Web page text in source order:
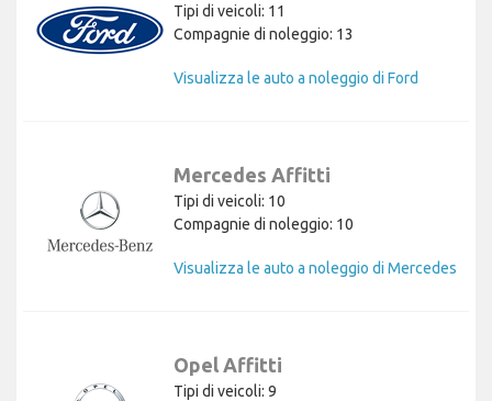
Tipi di veicoli: 11
Compagnie di noleggio: 13
Visualizza le auto a noleggio di Ford
Mercedes Affitti
Tipi di veicoli: 10
Compagnie di noleggio: 10
Visualizza le auto a noleggio di Mercedes
Opel Affitti
Tipi di veicoli: 9